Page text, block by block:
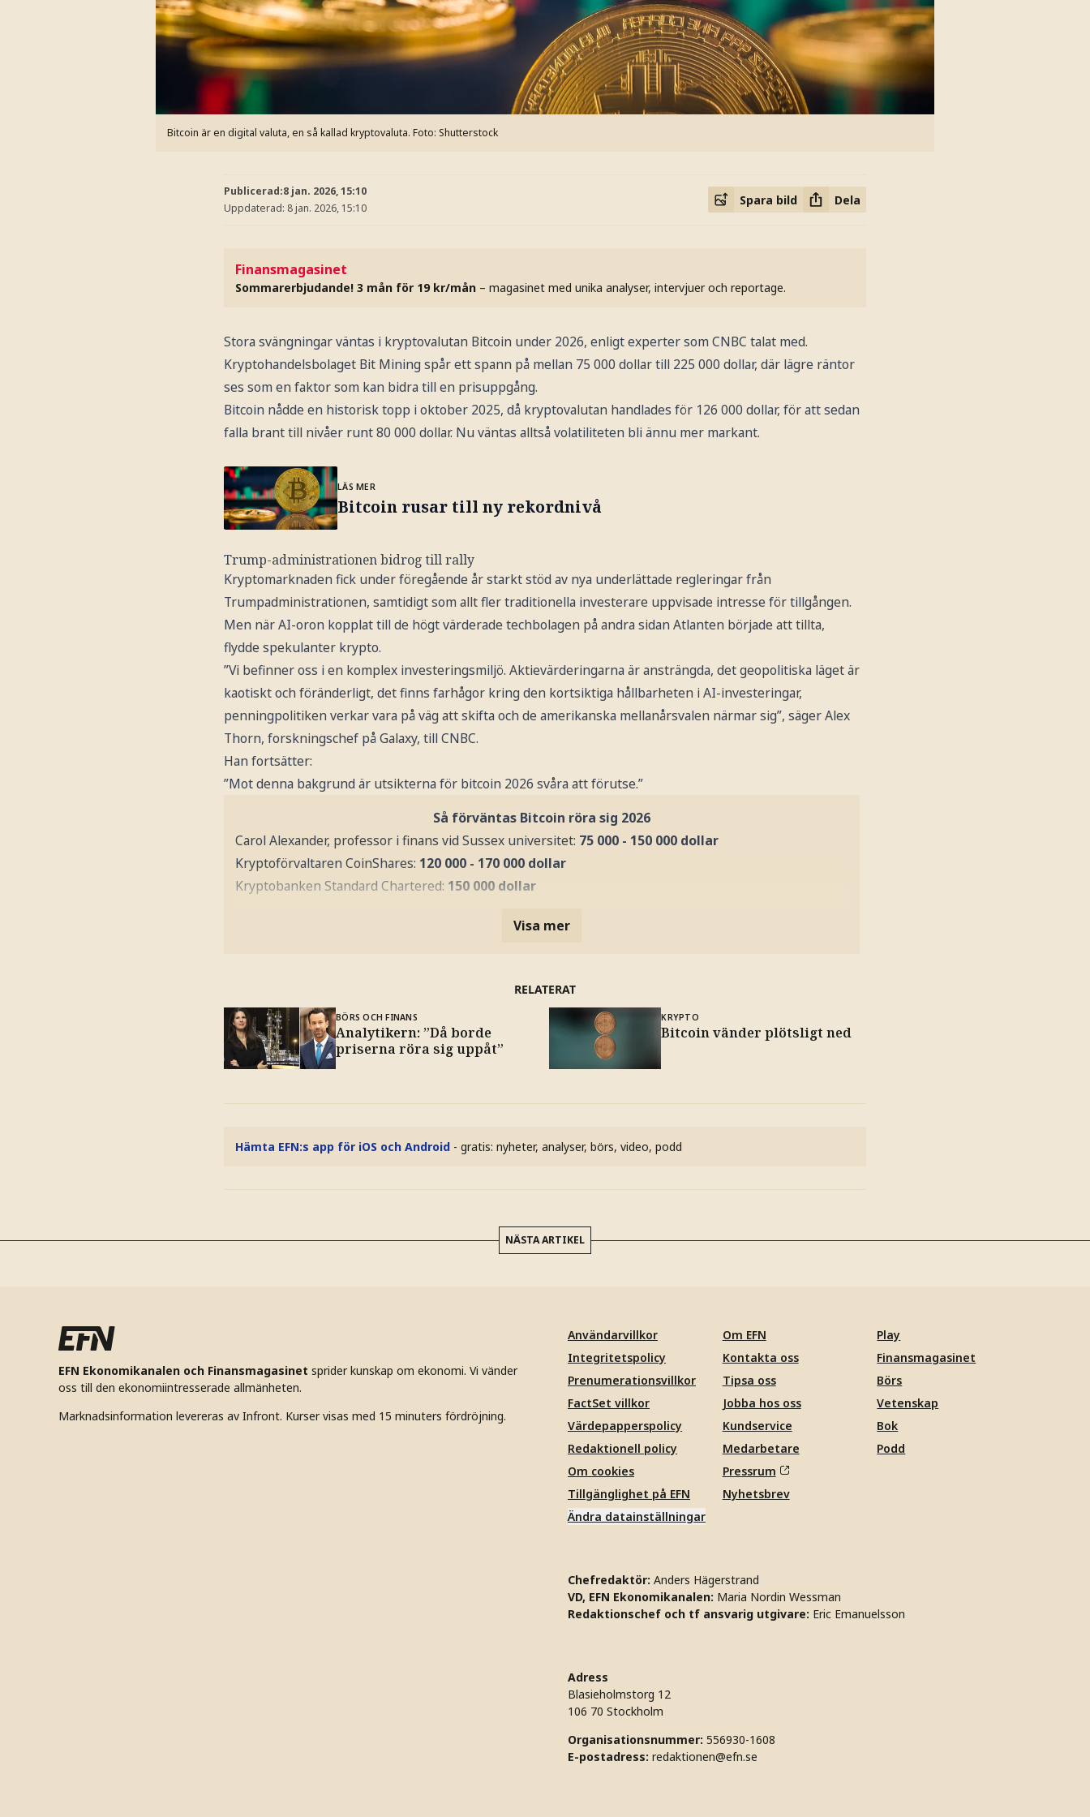
Bitcoin är en digital valuta, en så kallad kryptovaluta. Foto: Shutterstock
Publicerad:8 jan. 2026, 15:10
Uppdaterad: 8 jan. 2026, 15:10
Spara bild Dela
Finansmagasinet
Sommarerbjudande! 3 mån för 19 kr/mån – magasinet med unika analyser, intervjuer och reportage.
Stora svängningar väntas i kryptovalutan Bitcoin under 2026, enligt experter som CNBC talat med.
Kryptohandelsbolaget Bit Mining spår ett spann på mellan 75 000 dollar till 225 000 dollar, där lägre räntor
ses som en faktor som kan bidra till en prisuppgång.
Bitcoin nådde en historisk topp i oktober 2025, då kryptovalutan handlades för 126 000 dollar, för att sedan
falla brant till nivåer runt 80 000 dollar. Nu väntas alltså volatiliteten bli ännu mer markant.
LÄS MER
Bitcoin rusar till ny rekordnivå
Trump-administrationen bidrog till rally
Kryptomarknaden fick under föregående år starkt stöd av nya underlättade regleringar från
Trumpadministrationen, samtidigt som allt fler traditionella investerare uppvisade intresse för tillgången.
Men när AI-oron kopplat till de högt värderade techbolagen på andra sidan Atlanten började att tillta,
flydde spekulanter krypto.
”Vi befinner oss i en komplex investeringsmiljö. Aktievärderingarna är ansträngda, det geopolitiska läget är
kaotiskt och föränderligt, det finns farhågor kring den kortsiktiga hållbarheten i AI-investeringar,
penningpolitiken verkar vara på väg att skifta och de amerikanska mellanårsvalen närmar sig”, säger Alex
Thorn, forskningschef på Galaxy, till CNBC.
Han fortsätter:
”Mot denna bakgrund är utsikterna för bitcoin 2026 svåra att förutse.”
Så förväntas Bitcoin röra sig 2026
Carol Alexander, professor i finans vid Sussex universitet: 75 000 - 150 000 dollar
Kryptoförvaltaren CoinShares: 120 000 - 170 000 dollar
Kryptobanken Standard Chartered: 150 000 dollar
Visa mer
RELATERAT
BÖRS OCH FINANS
Analytikern: ”Då borde
priserna röra sig uppåt”
KRYPTO
Bitcoin vänder plötsligt ned
Hämta EFN:s app för iOS och Android - gratis: nyheter, analyser, börs, video, podd
NÄSTA ARTIKEL
EFN Ekonomikanalen och Finansmagasinet sprider kunskap om ekonomi. Vi vänder
oss till den ekonomiintresserade allmänheten.
Marknadsinformation levereras av Infront. Kurser visas med 15 minuters fördröjning.
Användarvillkor
Integritetspolicy
Prenumerationsvillkor
FactSet villkor
Värdepapperspolicy
Redaktionell policy
Om cookies
Tillgänglighet på EFN
Ändra datainställningar
Om EFN
Kontakta oss
Tipsa oss
Jobba hos oss
Kundservice
Medarbetare
Pressrum
Nyhetsbrev
Play
Finansmagasinet
Börs
Vetenskap
Bok
Podd
Chefredaktör: Anders Hägerstrand
VD, EFN Ekonomikanalen: Maria Nordin Wessman
Redaktionschef och tf ansvarig utgivare: Eric Emanuelsson
Adress
Blasieholmstorg 12
106 70 Stockholm
Organisationsnummer: 556930-1608
E-postadress: redaktionen@efn.se